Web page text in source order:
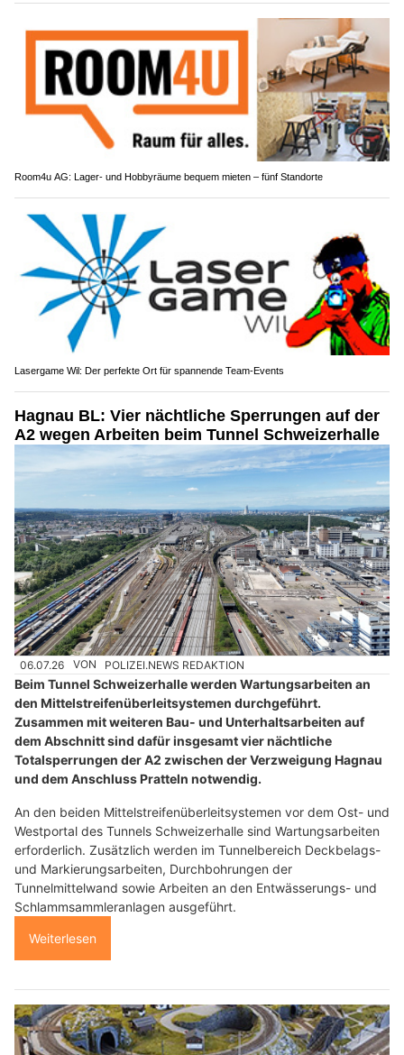
Room4u AG: Lager- und Hobbyräume bequem mieten – fünf Standorte
Lasergame Wil: Der perfekte Ort für spannende Team-Events
Hagnau BL: Vier nächtliche Sperrungen auf der
A2 wegen Arbeiten beim Tunnel Schweizerhalle
06.07.26 VON POLIZEI.NEWS REDAKTION
Beim Tunnel Schweizerhalle werden Wartungsarbeiten an
den Mittelstreifenüberleitsystemen durchgeführt.
Zusammen mit weiteren Bau- und Unterhaltsarbeiten auf
dem Abschnitt sind dafür insgesamt vier nächtliche
Totalsperrungen der A2 zwischen der Verzweigung Hagnau
und dem Anschluss Pratteln notwendig.
An den beiden Mittelstreifenüberleitsystemen vor dem Ost- und
Westportal des Tunnels Schweizerhalle sind Wartungsarbeiten
erforderlich. Zusätzlich werden im Tunnelbereich Deckbelags-
und Markierungsarbeiten, Durchbohrungen der
Tunnelmittelwand sowie Arbeiten an den Entwässerungs- und
Schlammsammleranlagen ausgeführt.
Weiterlesen